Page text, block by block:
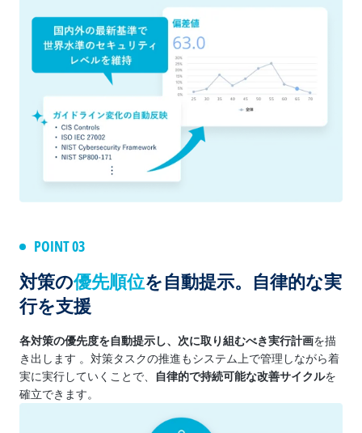
POINT 03
対策の優先順位を自動提示。自律的な実
行を支援
各対策の優先度を自動提示し、次に取り組むべき実行計画を描
き出します 。対策タスクの推進もシステム上で管理しながら着
実に実行していくことで、
自律的で持続可能な改善サイクルを
確立できます。